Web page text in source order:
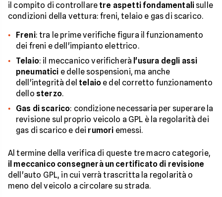
il compito di controllare tre aspetti fondamentali sulle
condizioni della vettura: freni, telaio e gas di scarico.
Freni: tra le prime verifiche figura il funzionamento
dei freni e dell'impianto elettrico.
Telaio: il meccanico verificherà l'usura degli assi
pneumatici e delle sospensioni, ma anche
dell'integrità del telaio e del corretto funzionamento
dello sterzo.
Gas di scarico: condizione necessaria per superare la
revisione sul proprio veicolo a GPL è la regolarità dei
gas di scarico e dei rumori emessi.
Al termine della verifica di queste tre macro categorie,
il meccanico consegnerà un certificato di revisione
dell'auto GPL, in cui verrà trascritta la regolarità o
meno del veicolo a circolare su strada.